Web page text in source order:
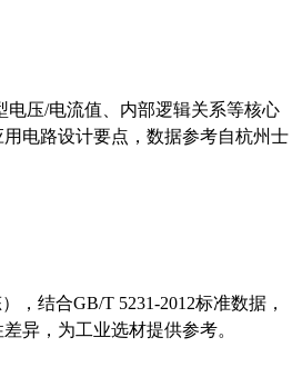
电压/电流值、内部逻辑关系等核心
电路设计要点，数据参考自杭州士
，结合GB/T 5231-2012标准数据，
异，为工业选材提供参考。